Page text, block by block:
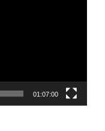
01:07:00